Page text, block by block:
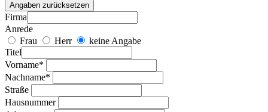
Angaben zurücksetzen
Firma
Anrede
Frau
Herr
keine Angabe
Titel
Vorname*
Nachname*
Straße
Hausnummer